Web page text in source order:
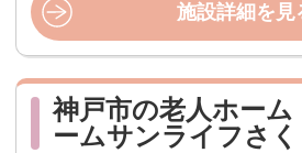
施設詳細を見
神戸市の老人ホー
ームサンライフさ